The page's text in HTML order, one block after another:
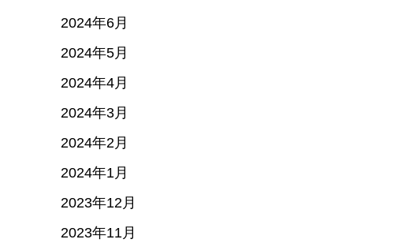
2024年6月
2024年5月
2024年4月
2024年3月
2024年2月
2024年1月
2023年12月
2023年11月